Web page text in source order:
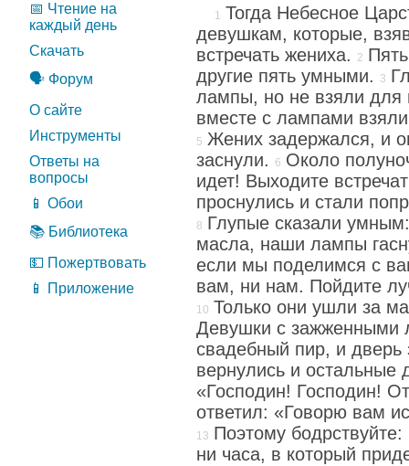
📅 Чтение на
каждый день
Скачать
🗣️ Форум
О сайте
Инструменты
Ответы на
вопросы
📱 Обои
📚 Библиотека
💵 Пожертвовать
📱 Приложение
Тогда Небесное
девушкам, которые,
встречать жениха.
другие пять умными.
лампы, но не взяли для
вместе с лампами
Жених задержался, и
заснули.
Около
идет! Выходите
проснулись и стали
Глупые сказали
масла, наши лампы
если мы поделимся с
вам, ни нам. Пойдите
Только они ушли за
Девушки с зажженными
свадебный пир, и дверь
вернулись и остальные
«Господин! Господин!
ответил: «Говорю вам
Поэтому
ни часа, в который